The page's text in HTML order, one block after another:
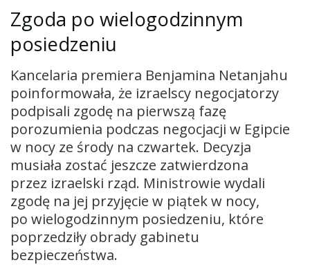
Zgoda po wielogodzinnym
posiedzeniu
Kancelaria premiera Benjamina Netanjahu
poinformowała, że izraelscy negocjatorzy
podpisali zgodę na pierwszą fazę
porozumienia podczas negocjacji w Egipcie
w nocy ze środy na czwartek. Decyzja
musiała zostać jeszcze zatwierdzona
przez izraelski rząd. Ministrowie wydali
zgodę na jej przyjęcie w piątek w nocy,
po wielogodzinnym posiedzeniu, które
poprzedziły obrady gabinetu
bezpieczeństwa.